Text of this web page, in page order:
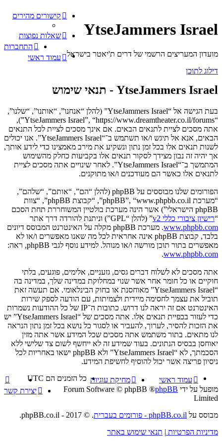
YtseJammers Israel
מועדון המעריצים הרשמי של דרים ת'יאטר בישראל
דילוג לתוכן
קישורים מהירים
שאלות נפוצות
התחברות
עמוד ראשי
YtseJammers Israel - תנאי שימוש
בעת הגישה אל “YtseJammers Israel” (להלן “אנחנו”, “אותנו”, “שלנו”,
“YtseJammers Israel”, “https://www.dreamtheater.co.il/forums”),
אתה מסכים לציית לתנאים הבאים. אם אינך מסכים לציית לכל התנאים
הבאים, אנא אל תיגש ו/או תשתמש ב־“YtseJammers Israel”. אנו יכולים
לשנות תנאים אלו בכל זמן נתון ונשקיע את מירב מאמצינו כדי לידע אותך,
אך יהיה זה נבון מצידך לסקור תנאים אלו בקביעות כחלק מהשימוש
המתמשך ב־“YtseJammers Israel”. לאחר שינויים אתה מסכים לציית
לתנאים אלו כאשר הם מעודכנים ו/או מתוקנים.
הפורומים שלנו מבוססים על phpBB (להלן “הם”, “אותם”, “שלהם”,
“מערכת phpBB”, “www.phpbb.co.il”, “קבוצת phpBB”, “צוות
phpBB הישראלי”) אשר הינה מערכת בולטיין המשוחררת תחת הסכם
“רישיון ציבורי כללי v2
” (להלן “GPL”) וניתנת להורדה דרך אתר
www.phpbb.com
. מערכת phpBB מקלה על האינטרנט המבוסס דיונים
בלבד, קבוצת phpBB אינה אחראית לכל מה שאנו מאפשרים ו/או לא
מאפשרים בתור תוכן מורשה ו/או מנוהל. למידע נוסף לגבי phpBB, ראה:
www.phpbb.com
.
אתה מסכים לא לשלוח דברים גסים, גזעניים, אלימים, פוגעים, בלתי
חוקיים או כל חומר אחר אשר שנוי במחלוקת במדינה שלך, במדינה בה
“YtseJammers Israel” מאוחסנת או בחוק הבינלאומי. אם תעשה זאת
תוביל את עצמך לחסימה מיידית ולצמיתות, עם הודעה לספק שירות
האינטרנט אם זה יראה לנו דרוש. כתובות ה־IP של כל ההודעות נשמרות
כדי לעזור בכפיית תנאים אלו. אתה מסכים של “YtseJammers Israel” יש
את הזכות להסיר, לערוך, להעביר או לסגור כל נושא בכל זמן נתון הנראה
לנו מתאים. בתור משתמש אתה מסכים שכל המידע אשר אתה מזין
יאוחסן בבסיס הנתונים. בעוד שמידע זה לא ייחשף לשום צד שלישי ללא
הסכמתך, לא “YtseJammers Israel” ולא phpBB ישאו באחריות לכל
ניסיון פריצה אשר יכול להוסיף לחשיפת המידע.
עמוד ראשי כל הזמנים הם UTC
מחיקת עוגיות
יצירת קשר
מופעל על ידי phpBB
® Forum Software © phpBB
Limited
מבוסס על phpBB.co.il - פורומים בעברית
. © 2017 - phpBB.co.il.
מדיניות הפרטיות | תנאי שימוש באתר